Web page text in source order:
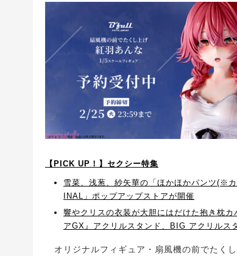
【PICK UP！】セクシー特集
雪菜、浅葱、紗矢華の「ほかほかパンツ(※
INAL」ポップアップストアが開催
響やクリスの衣装が大胆にはだけた抱き枕
アGX』アクリルスタンド、BIG アクリルス
オリジナルフィギュア・扇風機の前でたく